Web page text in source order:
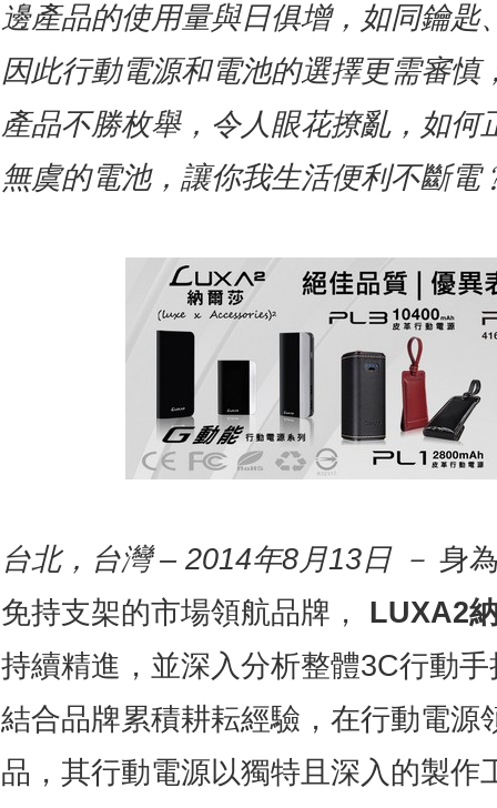
邊產品的使用量與日俱增，如同鑰匙
因此行動電源和電池的選擇更需審慎
產品不勝枚舉，令人眼花撩亂，如何
無虞的電池，讓你我生活便利不斷電
台北，台灣– 2014年8月13日 － 身
免持支架的市場領航品牌， LUXA2
持續精進，並深入分析整體3C行動
結合品牌累積耕耘經驗，在行動電源
品，其行動電源以獨特且深入的製作